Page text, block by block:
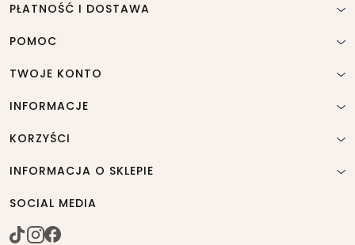
PŁATNOŚĆ I DOSTAWA
POMOC
TWOJE KONTO
INFORMACJE
KORZYŚCI
INFORMACJA O SKLEPIE
SOCIAL MEDIA